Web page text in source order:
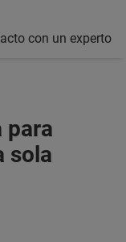
con un experto
para
sola